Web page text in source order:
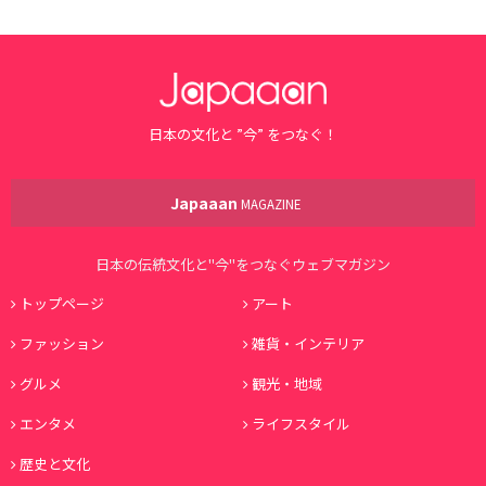
日本の文化と ”今” をつなぐ！
Japaaan MAGAZINE
日本の伝統文化と"今"をつなぐウェブマガジン
トップページ
アート
ファッション
雑貨・インテリア
グルメ
観光・地域
エンタメ
ライフスタイル
歴史と文化